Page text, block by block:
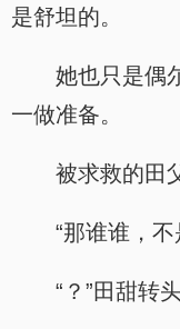
是舒坦的。
她也只是偶
一做准备。
被求救的田
“那谁谁，
“？”田甜转